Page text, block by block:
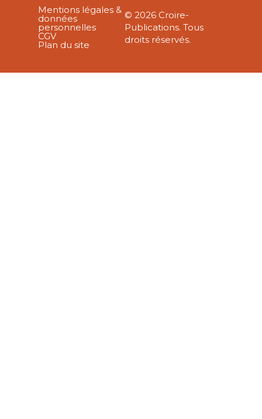
Mentions légales &
données
personnelles
CGV
Plan du site
© 2026 Croire-
Publications. Tous
droits réservés.